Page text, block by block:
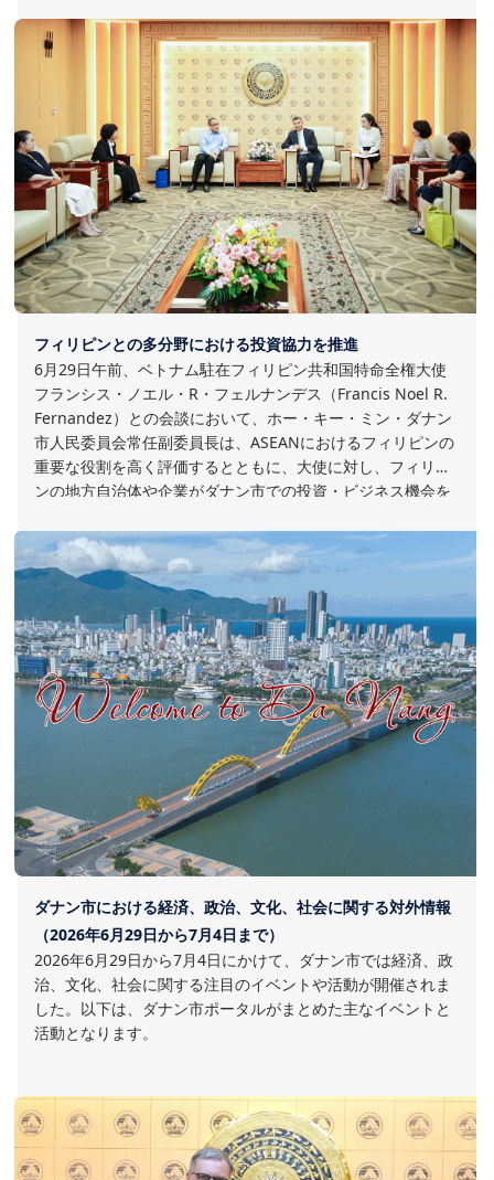
フィリピンとの多分野における投資協力を推進
6月29日午前、ベトナム駐在フィリピン共和国特命全権大使
フランシス・ノエル・R・フェルナンデス（Francis Noel R.
Fernandez）との会談において、ホー・キー・ミン・ダナン
市人民委員会常任副委員長は、ASEANにおけるフィリピンの
重要な役割を高く評価するとともに、大使に対し、フィリピ
ンの地方自治体や企業がダナン市での投資・ビジネス機会を
した。
ダナン市における経済、政治、文化、社会に関する対外情報
（2026年6月29日から7月4日まで）
2026年6月29日から7月4日にかけて、ダナン市では経済、政
治、文化、社会に関する注目のイベントや活動が開催されま
した。以下は、ダナン市ポータルがまとめた主なイベントと
活動となります。